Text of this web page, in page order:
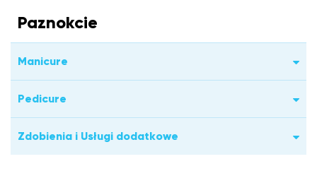
Paznokcie
Manicure
Pedicure
Zdobienia i Usługi dodatkowe